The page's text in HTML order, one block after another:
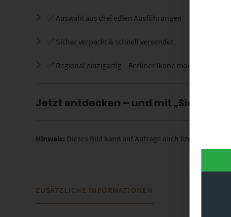
✅ Auswahl aus drei edlen Ausführungen
✅ Sicher verpackt & schnell versendet
✅ Regional einzigartig – Berliner Ikone modern
Jetzt entdecken – und mit
Hinweis: Dieses Bild kann auf Anfrage auch lizenziert
ZUSÄTZLICHE INFORMATIONEN